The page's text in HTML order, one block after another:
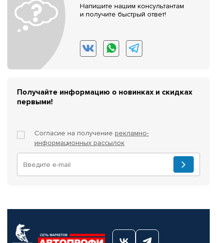
Напишите нашим консультантам
и получите быстрый ответ!
Получайте информацию о новинках и скидках
первыми!
Согласие на получение рекламно-
информационных рассылок